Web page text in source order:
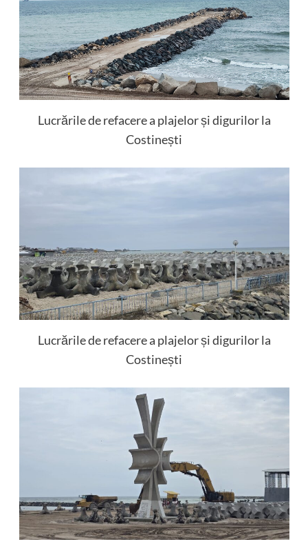
Lucrările de refacere a plajelor și digurilor la
Costinești
Lucrările de refacere a plajelor și digurilor la
Costinești